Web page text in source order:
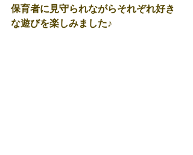
保育者に見守られながらそれぞれ好き
な遊びを楽しみました♪